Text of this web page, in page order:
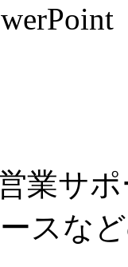
業サ
スな